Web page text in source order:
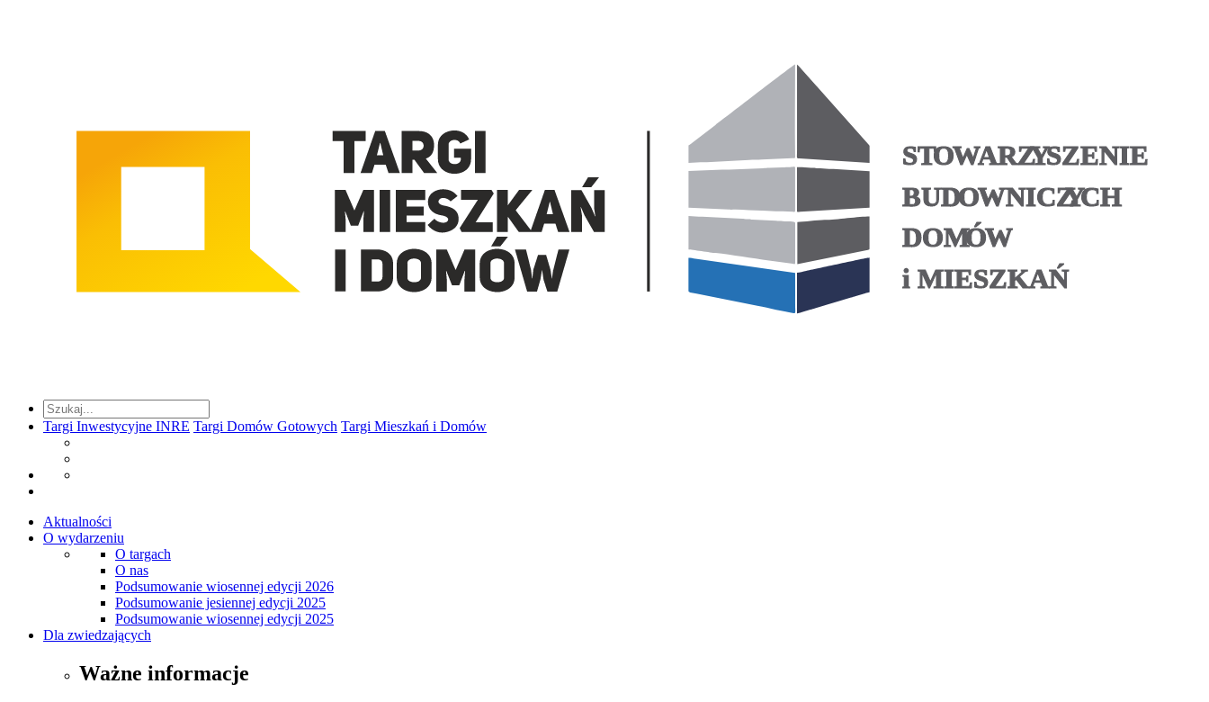
Targi Inwestycyjne INRE Targi Domów Gotowych Targi Mieszkań i Domów
Aktualności
O wydarzeniu
O targach
O nas
Podsumowanie wiosennej edycji 2026
Podsumowanie jesiennej edycji 2025
Podsumowanie wiosennej edycji 2025
Dla zwiedzających
Ważne informacje